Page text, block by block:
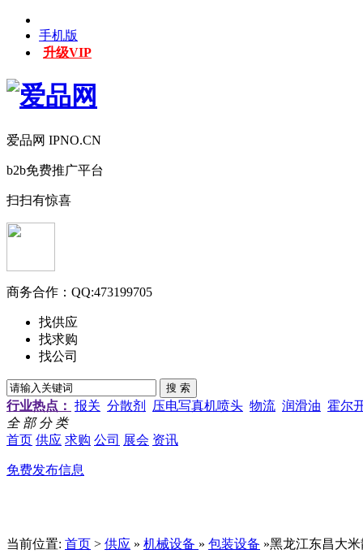
手机版
升级VIP
爱品网 IPNO.CN
b2b免费推广平台
扫扫有惊喜
商务合作： QQ:473199705
找供应
找求购
找公司
行业热点： 报关 分散剂 压电写真机喷头 物流 润滑油 霍尔
全 部 分 类
首页 供应 求购 公司 展会 资讯
免费发布信息
当前位置: 首页 > 供应 » 机械设备 » 包装设备 »黑龙江东昌大